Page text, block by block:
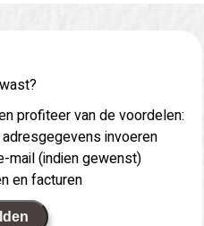
profiteer van de voordelen:
invoeren
mail (indien gewenst)
en facturen